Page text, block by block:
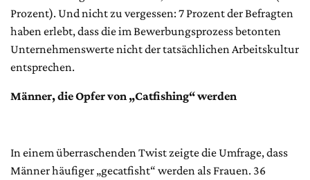
Prozent). Und nicht zu vergessen: 7 Prozent der Befragten
haben erlebt, dass die im Bewerbungsprozess betonten
Unternehmenswerte nicht der tatsächlichen Arbeitskultur
entsprechen.
Männer, die Opfer von „Catfishing“ werden
In einem überraschenden Twist zeigte die Umfrage, dass
Männer häufiger „gecatfisht“ werden als Frauen. 36